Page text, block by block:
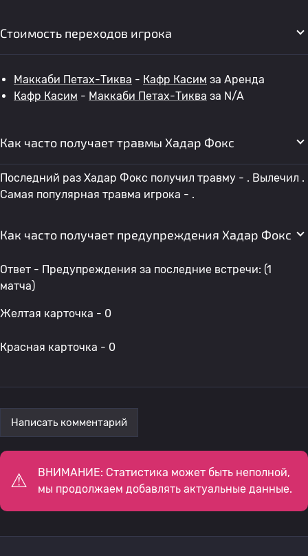
Стоимость переходов игрока
Маккаби Петах-Тиква - Кафр Касим за Аренда
Кафр Касим - Маккаби Петах-Тиква за N/A
Как часто получает травмы Хадар Фокс
Последний раз Хадар Фокс получил травму - . Вылечил .
Самая популярная травма игрока - .
Как часто получает предупреждения Хадар Фокс
Ответ - Предупреждения за последние встречи: (1
матча)
Желтая карточка - 0
Красная карточка - 0
Написать комментарий
ВНИМАНИЕ: Статистика может быть неполной,
мы продолжаем добавлять актуальные данные.